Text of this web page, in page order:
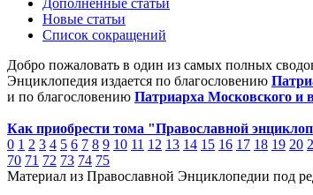
Дополненные статьи
Новые статьи
Список сокращений
Добро пожаловать в один из самых полных
Энциклопедия издается по благословению
и по благословению Патриарха Московского и
Как приобрести тома "Православной
0 1 2 3 4 5 6 7 8 9 10 11 12 13 14 15 16 17 18 19 20
70 71 72 73 74 75
Материал из Православной Энциклопедии под